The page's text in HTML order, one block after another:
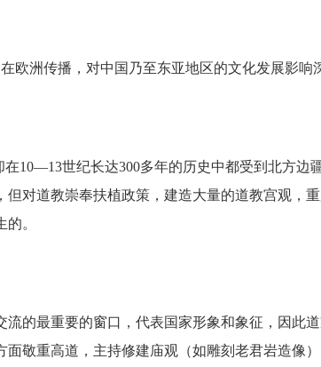
欧洲传播，对中国乃至东亚地区的文化发展影响
10—13世纪长达300多年的历史中都受到北方边
对道教崇奉扶植政策，建造大量的道教宫观，
。
的最重要的窗口，代表国家形象和象征，因此
敬重高道，主持修建庙观（如雕刻老君岩造像